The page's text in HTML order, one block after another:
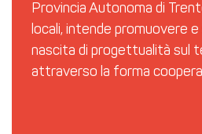
Provincia Autonoma di
locali, intende promuovere
nascita di progettualità sul
attraverso la forma